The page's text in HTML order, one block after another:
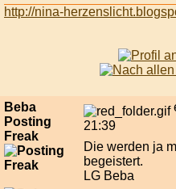
http://nina-
Beba
Posting
Freak
21:39
Die werden ja
begeistert.
LG Beba